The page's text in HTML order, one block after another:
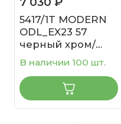
5417/1T MODERN
ODL_EX23 57
черный хром/
дымчатый/
металл/стекло
Настольная
лампа E14 1*40W
ELICA
В наличии 100 шт.